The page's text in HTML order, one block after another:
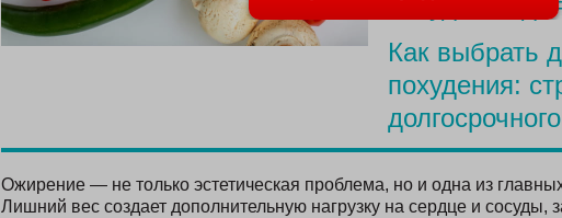
похудения
Как выбрать
похудения:
Ожирение — не только эстетическая проблема, но и одна из
Лишний вес создает дополнительную нагрузку на сердце и сосуды,